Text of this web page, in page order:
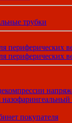
трубки
периферических
периферических
покупателя